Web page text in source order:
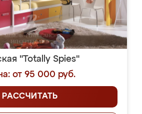
"Totally Spies"
от 95 000 руб.
РАССЧИТАТЬ